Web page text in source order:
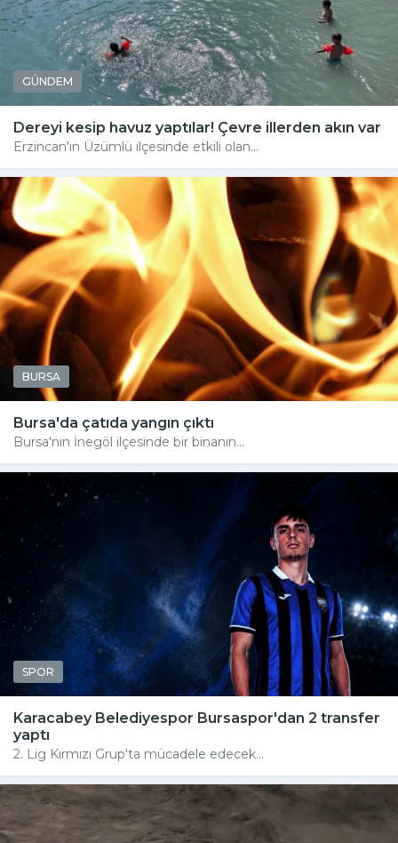
GÜNDEM
Dereyi kesip havuz yaptılar! Çevre illerden akın var
Erzincan'ın Üzümlü ilçesinde etkili olan...
BURSA
Bursa'da çatıda yangın çıktı
Bursa'nın İnegöl ilçesinde bir binanın...
SPOR
Karacabey Belediyespor Bursaspor'dan 2 transfer
yaptı
2. Lig Kırmızı Grup'ta mücadele edecek...